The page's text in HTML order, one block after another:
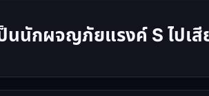
นนักผจญภัยแรงค์ S ไปเสี